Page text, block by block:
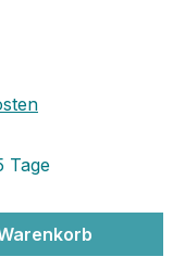
Tage